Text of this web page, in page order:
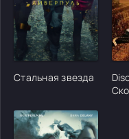
[/
Стальная звезда
[/